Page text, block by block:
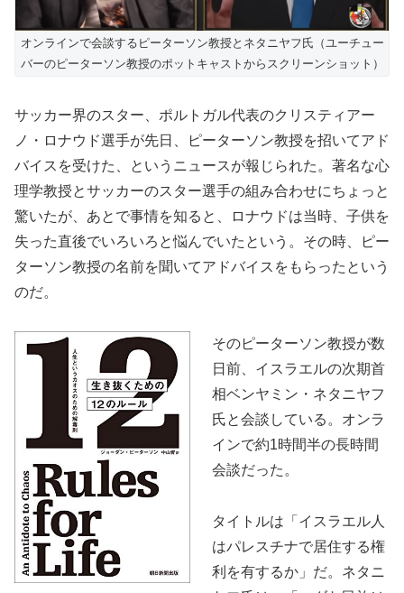
オンラインで会談するピーターソン教授とネタニヤフ氏（ユーチュー
バーのピーターソン教授のポットキャストからスクリーンショット）
サッカー界のスター、ポルトガル代表のクリスティアー
ノ・ロナウド選手が先日、ピーターソン教授を招いてアド
バイスを受けた、というニュースが報じられた。著名な心
理学教授とサッカーのスター選手の組み合わせにちょっと
驚いたが、あとで事情を知ると、ロナウドは当時、子供を
失った直後でいろいろと悩んでいたという。その時、ピー
ターソン教授の名前を聞いてアドバイスをもらったという
のだ。
そのピーターソン教授が数
日前、イスラエルの次期首
相ベンヤミン・ネタニヤフ
氏と会談している。オンラ
インで約1時間半の長時間
会談だった。
タイトルは「イスラエル人
はパレスチナで居住する権
利を有するか」だ。ネタニ